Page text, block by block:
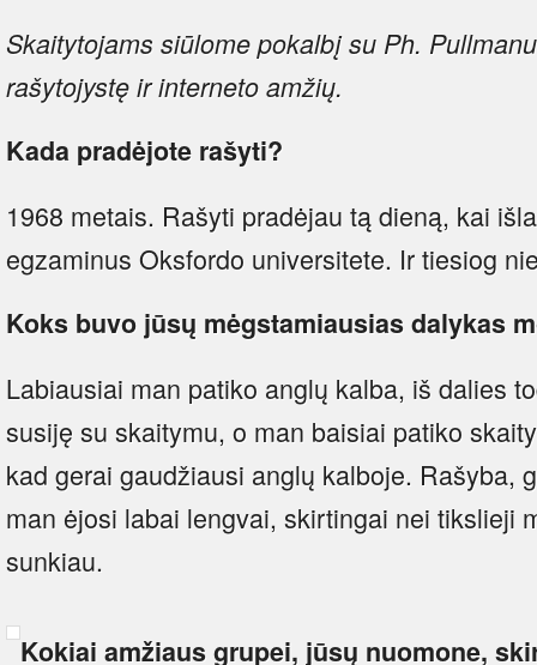
Skaitytojams siūlome pokalbį su Ph.
rašytojystę ir interneto amžių.
Kada pradėjote rašyti?
1968 metais. Rašyti pradėjau tą dieną, kai
egzaminus Oksfordo universitete. Ir tiesiog
Koks buvo jūsų mėgstamiausias dalykas
Labiausiai man patiko anglų kalba, iš dalies
susiję su skaitymu, o man baisiai patiko
kad gerai gaudžiausi anglų kalboje. Rašyba,
man ėjosi labai lengvai, skirtingai nei tikslieji
sunkiau.
Kokiai amžiaus grupei, jūsų nuomone,